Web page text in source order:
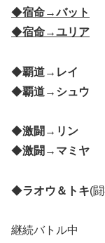
◆宿命→バット
◆宿命→ユリア
◆覇道→レイ
◆覇道→シュウ
◆激闘→リン
◆激闘→マミヤ
◆ラオウ＆トキ(
継続バトル中